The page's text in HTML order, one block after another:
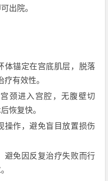
出院。
体锚定在宫底肌层，脱落
有效性。
颈进入宫腔，无腹壁切
恢复快。
操作，避免盲目放置损伤
避免因反复治疗失败而行